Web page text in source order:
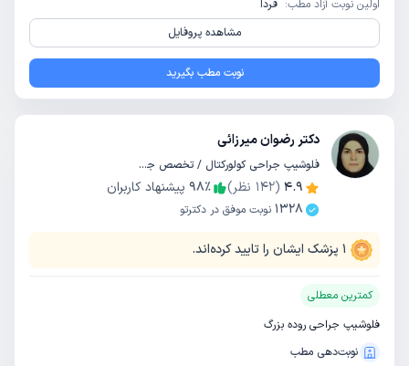
اولین نوبت آزاد مطب: فردا
مشاهده پروفایل
نوبت مطب بگیرید
دکتر رضوان میرزائی
فلوشیپ جراحی کولورکتال / تخصص جراحی عمومی
4.9
(
142 نظر) 98٪
پیشنهاد کاربران
1328 نوبت موفق در دکترتو
1 پزشک ایشان را تایید کرده‌اند.
کمترین معطلی
فلوشیپ جراحی روده بزرگ
نوبت‌دهی مطب